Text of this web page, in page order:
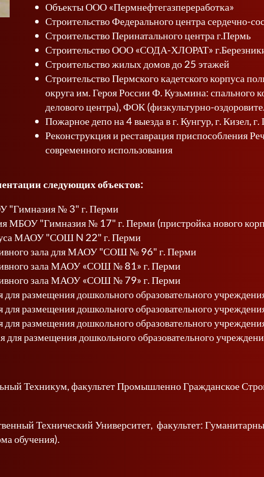
Объекты ООО «Пермнефтегазпереработка»
Строительство Федерального центра сердечно-
Строительство Перинатального центра г.Пермь
Строительство ООО «СОДА-ХЛОРАТ»
Строительство жилых домов до 25 этажей
Строительство Пермского кадетского корпуса
округа им. Героя России Ф. Кузьмина: спального
делового центра), ФОК (физкультурно-
Пожарное депо на 4 выезда в г. Кунгур, г. Кизел,
Реконструкция и реставрация приспособления
современного использования
следующих объектов:
"Гимназия № 3" г. Перми
МБОУ "Гимназия № 17" г. Перми (пристройка нового
МАОУ "СОШ N 22" г. Перми
зала для МАОУ "СОШ № 96" г. Перми
зала МАОУ «СОШ № 81» г. Перми
зала МАОУ «СОШ № 79» г. Перми
для размещения дошкольного образовательного
для размещения дошкольного образовательного
для размещения дошкольного образовательного
для размещения дошкольного образовательного
Техникум, факультет Промышленно Гражданское
Технический Университет, факультет:
обучения).